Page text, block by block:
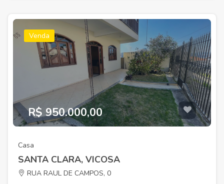
Venda
R$ 950.000,00
Casa
SANTA CLARA, VICOSA
RUA RAUL DE CAMPOS, 0